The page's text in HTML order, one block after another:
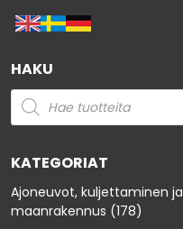
HAKU
KATEGORIAT
Ajoneuvot, kuljettaminen ja
maanrakennus (178)